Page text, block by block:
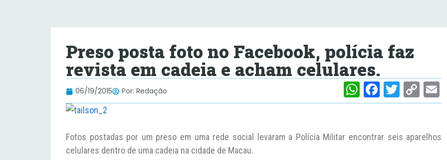
Preso posta foto no Facebook, polícia faz
revista em cadeia e acham celulares.
06/19/2015 Por: Redação
W
h
s
F
a
e
T
w
er
C
o
y
m
l
Fotos postadas por um preso em uma rede social levaram a Polícia Militar encontrar seis aparelhos
celulares dentro de uma cadeia na cidade de Macau.